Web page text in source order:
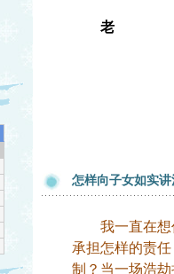
老
怎样向子女如实
我一直在想作
承担怎样的责
制？当一场浩